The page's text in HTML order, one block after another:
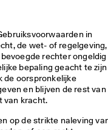
in
de wet- of regelgeving,
rechter ongeldig
bepaling geacht te zijn
de oorspronkelijke
en blijven de rest van
van kracht.
op de strikte naleving